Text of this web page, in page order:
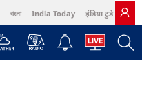
বাংলা India Today इंडिया टुडे हिंदी
Harper's Bazaar Northeast